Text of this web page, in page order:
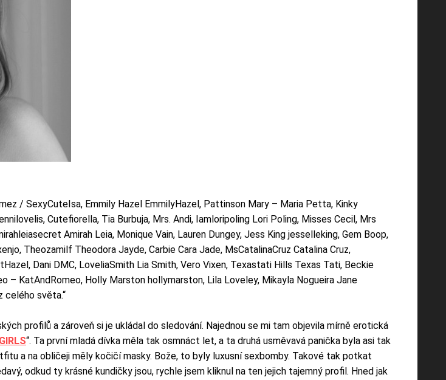
/ SexyCuteIsa, Emmily Hazel EmmilyHazel, Pattinson Mary – Maria Petta, Kinky
Cutefiorella, Tia Burbuja, Mrs. Andi, Iamloripoling Lori Poling, Misses Cecil, Mrs
Amirah Leia, Monique Vain, Lauren Dungey, Jess King jesselleking, Gem Boop,
Theozamilf Theodora Jayde, Carbie Cara Jade, MsCatalinaCruz Catalina Cruz,
Dani DMC, LoveliaSmith Lia Smith, Vero Vixen, Texastati Hills Texas Tati, Beckie
– KatAndRomeo, Holly Marston hollymarston, Lila Loveley, Mikayla Nogueira Jane
celého světa.“
profilů a zároveň si je ukládal do sledování. Najednou se mi tam objevila mírně erotická
“. Ta první mladá dívka měla tak osmnáct let, a ta druhá usměvavá panička byla asi tak
a na obličeji měly kočičí masky. Bože, to byly luxusní sexbomby. Takové tak potkat
odkud ty krásné kundičky jsou, rychle jsem kliknul na ten jejich tajemný profil. Hned jak